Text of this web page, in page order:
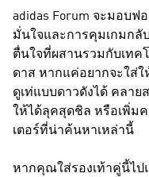
adidas Forum จะมอบฟ
มั่นใจและการคุมเกมก
ตื่นใจที่ผสานรวมกับเท
ดาส หากแค่อยากจะใส่ใ
ดูเท่แบบดาวดังได้ คลาย
ให้ได้ลุคสุดชิล หรือเพิ่ม
เตอร์ที่น่าค้นหาเหล่านี้
หากคุณใส่รองเท้าคู่นี้ไป